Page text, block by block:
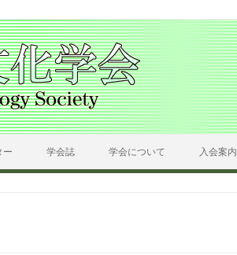
ー 学会誌 学会について 入会案内